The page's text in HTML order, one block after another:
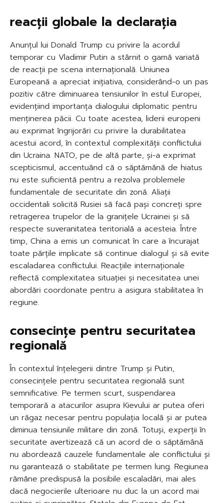
reacții globale la declarația
Anunțul lui Donald Trump cu privire la acordul
temporar cu Vladimir Putin a stârnit o gamă variată
de reacții pe scena internațională. Uniunea
Europeană a apreciat inițiativa, considerând-o un pas
pozitiv către diminuarea tensiunilor în estul Europei,
evidențiind importanța dialogului diplomatic pentru
menținerea păcii. Cu toate acestea, liderii europeni
au exprimat îngrijorări cu privire la durabilitatea
acestui acord, în contextul complexității conflictului
din Ucraina. NATO, pe de altă parte, și-a exprimat
scepticismul, accentuând că o săptămână de hiatus
nu este suficientă pentru a rezolva problemele
fundamentale de securitate din zonă. Aliații
occidentali solicită Rusiei să facă pași concreți spre
retragerea trupelor de la granițele Ucrainei și să
respecte suveranitatea teritorială a acesteia. Între
timp, China a emis un comunicat în care a încurajat
toate părțile implicate să continue dialogul și să evite
escaladarea conflictului. Reacțiile internaționale
reflectă complexitatea situației și necesitatea unei
abordări coordonate pentru a asigura stabilitatea în
regiune.
consecințe pentru securitatea
regională
În contextul înțelegerii dintre Trump și Putin,
consecințele pentru securitatea regională sunt
semnificative. Pe termen scurt, suspendarea
temporară a atacurilor asupra Kievului ar putea oferi
un răgaz necesar pentru populația locală și ar putea
diminua tensiunile militare din zonă. Totuși, experții în
securitate avertizează că un acord de o săptămână
nu abordează cauzele fundamentale ale conflictului și
nu garantează o stabilitate pe termen lung. Regiunea
rămâne predispusă la posibile escaladări, mai ales
dacă negocierile ulterioare nu duc la un acord mai